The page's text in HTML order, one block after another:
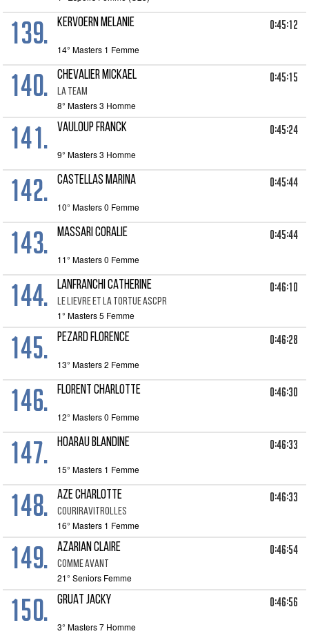
139. KERVOERN MELANIE 0:45:12
14° Masters 1 Femme
140. CHEVALIER MICKAEL
LA TEAM
0:45:15
8° Masters 3 Homme
141. VAULOUP FRANCK 0:45:24
9° Masters 3 Homme
142. CASTELLAS MARINA 0:45:44
10° Masters 0 Femme
143. MASSARI CORALIE 0:45:44
11° Masters 0 Femme
144. LANFRANCHI CATHERINE
LE LIEVRE ET LA TORTUE ASCPR
0:46:10
1° Masters 5 Femme
145. PEZARD FLORENCE 0:46:28
13° Masters 2 Femme
146. FLORENT CHARLOTTE 0:46:30
12° Masters 0 Femme
147. HOARAU BLANDINE 0:46:33
15° Masters 1 Femme
148. AZE CHARLOTTE
COURIRAVITROLLES
0:46:33
16° Masters 1 Femme
149. AZARIAN CLAIRE
COMME AVANT
0:46:54
21° Seniors Femme
150. GRUAT JACKY 0:46:56
3° Masters 7 Homme